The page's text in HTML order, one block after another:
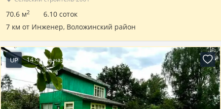
70.6 м2
6.10 соток
7 км от Инженер, Воложинский район
UP 14 часов назад